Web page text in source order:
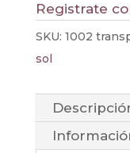
Registrate
SKU: 1002
sol